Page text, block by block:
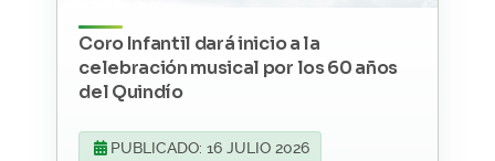
Coro Infantil dará inicio a la
celebración musical por los 60 años
del Quindío
PUBLICADO: 16 JULIO 2026